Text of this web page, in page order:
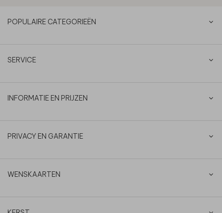
POPULAIRE CATEGORIEËN
SERVICE
INFORMATIE EN PRIJZEN
PRIVACY EN GARANTIE
WENSKAARTEN